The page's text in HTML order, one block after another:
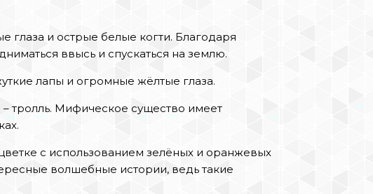
и острые белые когти. Благодаря
ввысь и спускаться на землю.
лапы и огромные жёлтые глаза.
тролль. Мифическое существо имеет
с использованием зелёных и оранжевых
волшебные истории, ведь такие